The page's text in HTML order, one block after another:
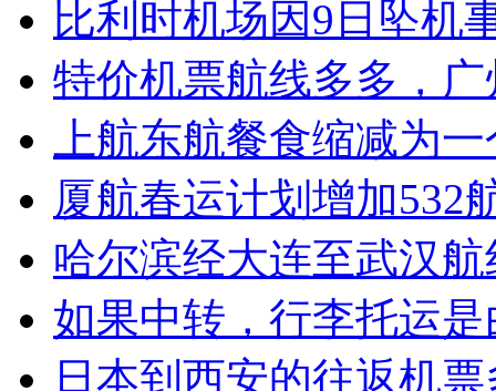
比利时机场因9日坠机
特价机票航线多多，
上航东航餐食缩减为
厦航春运计划增加
哈尔滨经大连至武汉
如果中转，行李托运
日本到西安的往返机